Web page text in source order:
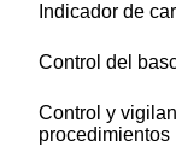
Indicador de
Control del
Control y
procedimientos